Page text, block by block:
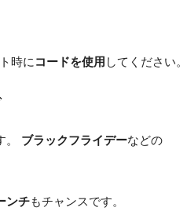
時にコードを使用 してください。
ブラックフライデーなどの
ンチもチャンスです。